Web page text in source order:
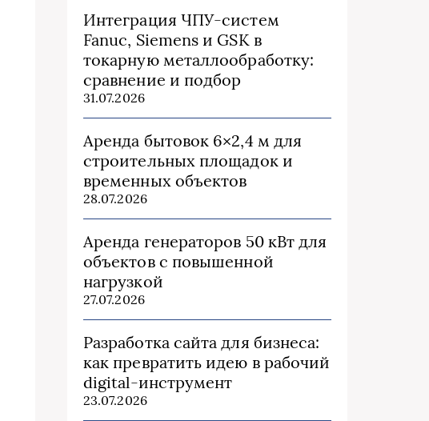
Интеграция ЧПУ-систем
Fanuc, Siemens и GSK в
токарную металлообработку:
сравнение и подбор
31.07.2026
Аренда бытовок 6×2,4 м для
строительных площадок и
временных объектов
28.07.2026
Аренда генераторов 50 кВт для
объектов с повышенной
нагрузкой
27.07.2026
Разработка сайта для бизнеса:
как превратить идею в рабочий
digital-инструмент
23.07.2026